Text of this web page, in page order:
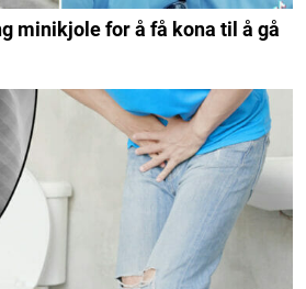
minikjole for å få kona til å gå